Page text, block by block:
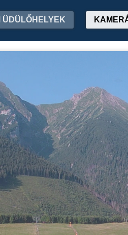
ÜDÜLŐHELYEK